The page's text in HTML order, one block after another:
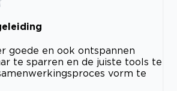
goede en ook ontspannen
te sparren en de juiste tools te
vorm te